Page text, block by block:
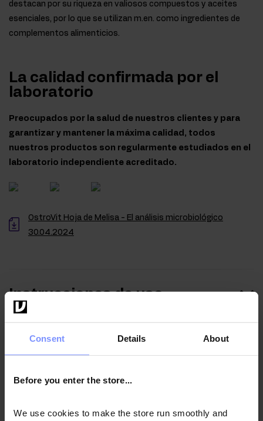
Consent Details About
Before you enter the store...
We use cookies to make the store run smoothly and
destacan por su riqueza en valiosos compuestos y aceites
esenciales, por lo que se utilizan m.en. como ingredientes de
complementos alimenticios.
La calidad confirmada por el
laboratorio
Preocupados por la salud de nuestros clientes y para
garantizar y mantener la máxima calidad, todos
nuestros productos son regularmente estudiados en el
laboratorio independiente acreditado.
OstroVit Hoja de Melisa - El análisis microbiológico
30.04.2024
Instrucciones de uso
Información nutricional